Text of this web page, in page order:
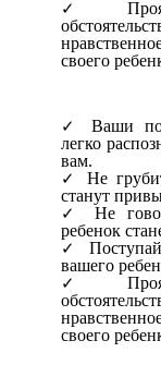
своего
Ваши
легко
вам.
Не
станут
Не
ребенок
вашего
своего